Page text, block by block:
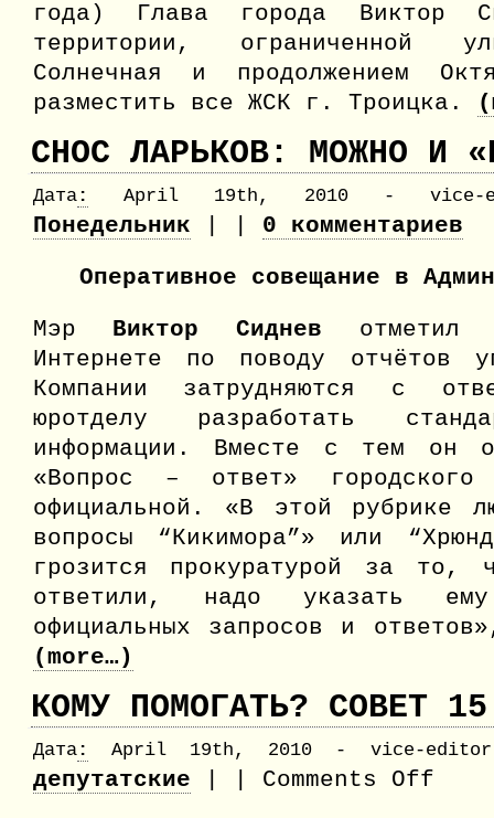
года) Глава города Виктор
территории, ограниченной
Солнечная и продолжением
разместить все ЖСК г. Троицка.
СНОС ЛАРЬКОВ: МОЖНО И
Дата: April 19th, 2010 - vice-
Понедельник 0 комментариев
Оперативное совещание в
Мэр Виктор Сиднев отметил
Интернете по поводу отчётов
Компании затрудняются с
юротделу разработать
информации. Вместе с тем он
«Вопрос – ответ»
официальной. «В этой рубрике
вопросы “Кикимора”» или
грозится прокуратурой за то,
ответили, надо указать
официальных запросов и
(more…)
КОМУ ПОМОГАТЬ? СОВЕТ
Дата: April 19th, 2010 - vice-editor
депутатские
Comments Offon